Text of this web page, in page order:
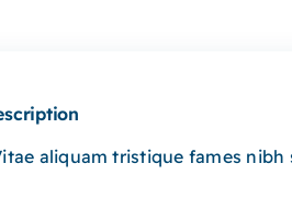
aliquam tristique fames nibh